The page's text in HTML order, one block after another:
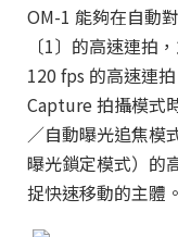
OM-1 能夠在自動
〔1〕的高速連拍
120 fps 的高速連
Capture 拍攝模式
／自動曝光追焦模
曝光鎖定模式）的
捉快速移動的主體。